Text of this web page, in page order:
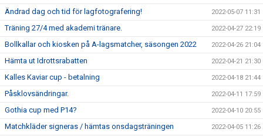
Ändrad dag och tid för lagfotografering! 2022-05-07 11:31
Träning 27/4 med akademi tränare. 2022-04-27 22:19
Bollkallar och kiosken på A-lagsmatcher, säsongen 2022 2022-04-26 21:04
Hämta ut Idrottsrabatten 2022-04-21 21:30
Kalles Kaviar cup - betalning 2022-04-18 21:44
Påsklovsändringar. 2022-04-11 17:59
Gothia cup med P14? 2022-04-10 20:55
Matchkläder signeras / hämtas onsdagsträningen 2022-04-05 11:26